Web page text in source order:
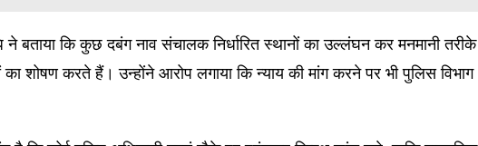
बताया कि कुछ दबंग नाव संचालक निर्धारित स्थानों का उल्लंघन कर मनमानी तरीके
शोषण करते हैं। उन्होंने आरोप लगाया कि न्याय की मांग करने पर भी पुलिस विभाग